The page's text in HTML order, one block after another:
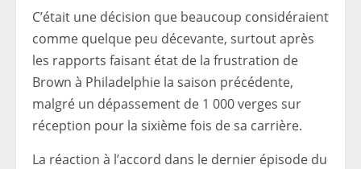
C’était une décision que beaucoup considéraient
comme quelque peu décevante, surtout après
les rapports faisant état de la frustration de
Brown à Philadelphie la saison précédente,
malgré un dépassement de 1 000 verges sur
réception pour la sixième fois de sa carrière.
La réaction à l’accord dans le dernier épisode du